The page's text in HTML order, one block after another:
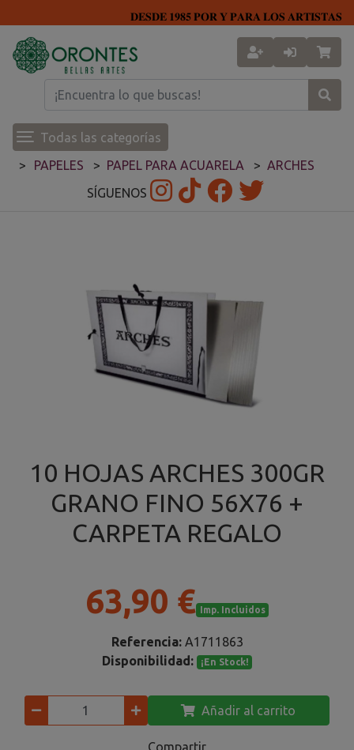
𝐃𝐄𝐒𝐃𝐄 𝟏𝟗𝟖𝟓 𝐏𝐎𝐑 𝐘 𝐏𝐀𝐑𝐀 𝐋𝐎𝐒 𝐀𝐑𝐓𝐈𝐒𝐓𝐀𝐒
Todas las categorías
PAPELES
PAPEL PARA ACUARELA
ARCHES
SÍGUENOS
10 HOJAS ARCHES 300GR
GRANO FINO 56X76 +
CARPETA REGALO
63,90 € Imp. Incluidos
Referencia: A1711863
Disponibilidad:
¡En Stock!
Añadir al carrito
Compartir